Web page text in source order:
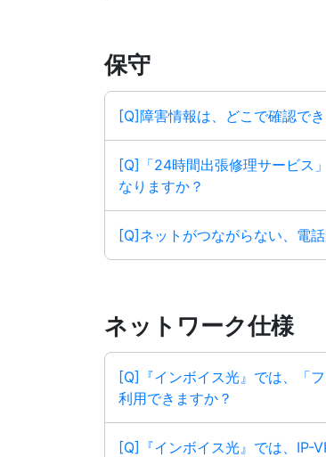
保守
[Q]障害情報は、どこで確認で
[Q]「24時間出張修理サービス
なりますか？
[Q]ネットがつながらない、電
ネットワーク仕様
[Q]『インボイス光』では、「
利用できますか？
[Q]『インボイス光』では、IP-